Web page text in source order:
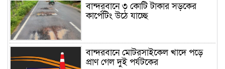
বান্দরবানে ৩ কোটি টাকার সড়কের
কার্পেটিং উঠে যাচ্ছে
বান্দরবানে মোটরসাইকেল খাদে পড়ে
প্রাণ গেল দুই পর্যটকের